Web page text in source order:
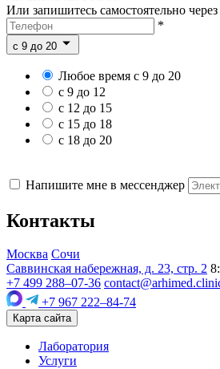
Или запишитесь самостоятельно через
*
c 9 до 20
Любое время с 9 до 20
с 9 до 12
с 12 до 15
с 15 до 18
с 18 до 20
Напишите мне в мессенджер
Контакты
Москва Сочи
Саввинская набережная, д. 23, стр. 2
+7 499 288–07-36
+7 967 222–84-74
Карта сайта
Лаборатория
Услуги